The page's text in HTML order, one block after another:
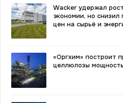
Wacker удержал
экономии, но снизил
цен на сырьё и
«Оргхим» построит
целлюлозы